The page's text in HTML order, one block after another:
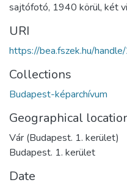
sajtófotó, 1940 körül, két
URI
https://bea.fszek.hu/
Collections
Budapest-képarchívum
Geographical
Vár (Budapest. 1. kerület)
Budapest. 1. kerület
Date